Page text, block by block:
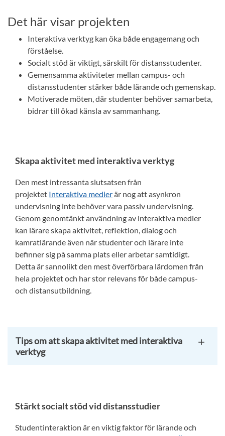
Det här visar projekten
Interaktiva verktyg kan öka både engagemang och
förståelse.
Socialt stöd är viktigt, särskilt för distansstudenter.
Gemensamma aktiviteter mellan campus- och
distansstudenter stärker både lärande och gemenskap.
Motiverade möten, där studenter behöver samarbeta,
bidrar till ökad känsla av sammanhang.
Skapa aktivitet med interaktiva verktyg
Den mest intressanta slutsatsen från
projektet Interaktiva medierär nog att asynkron
undervisning inte behöver vara passiv undervisning.
Genom genomtänkt användning av interaktiva medier
kan lärare skapa aktivitet, reflektion, dialog och
kamratlärande även när studenter och lärare inte
befinner sig på samma plats eller arbetar samtidigt.
Detta är sannolikt den mest överförbara lärdomen från
hela projektet och har stor relevans för både campus-
och distansutbildning.
Tips om att skapa aktivitet med interaktiva
verktyg
Stärkt socialt stöd vid distansstudier
Studentinteraktion är en viktig faktor för lärande och